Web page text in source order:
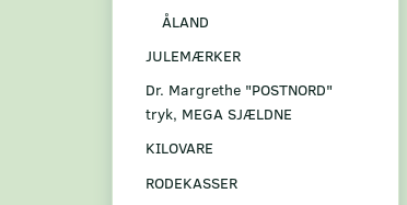
ÅLAND
JULEMÆRKER
Dr. Margrethe "POSTNORD"
tryk, MEGA SJÆLDNE
KILOVARE
RODEKASSER